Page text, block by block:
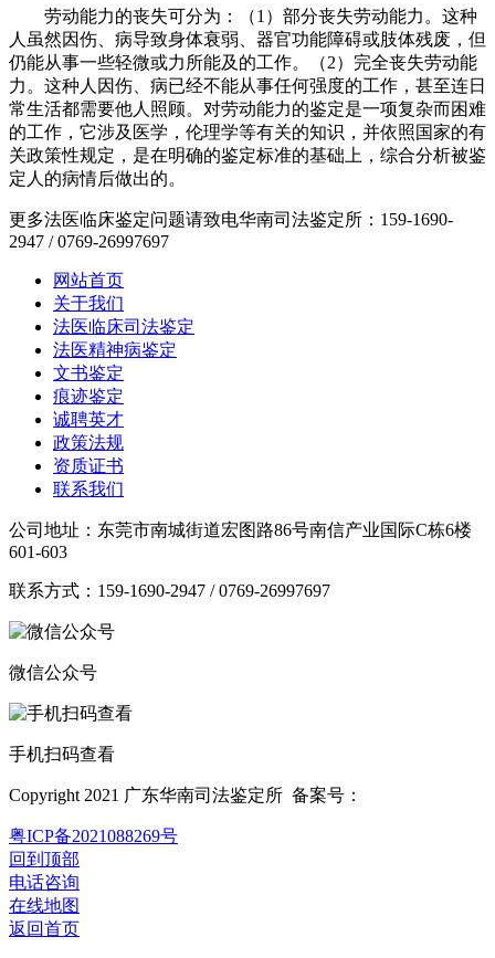
劳动能力的丧失可分为：（1）部分丧失劳动能力。这种
人虽然因伤、病导致身体衰弱、器官功能障碍或肢体残废，但
仍能从事一些轻微或力所能及的工作。（2）完全丧失劳动能
力。这种人因伤、病已经不能从事任何强度的工作，甚至连日
常生活都需要他人照顾。对劳动能力的鉴定是一项复杂而困难
的工作，它涉及医学，伦理学等有关的知识，并依照国家的有
关政策性规定，是在明确的鉴定标准的基础上，综合分析被鉴
定人的病情后做出的。
更多法医临床鉴定问题请致电华南司法鉴定所：159-1690-
2947 / 0769-26997697
网站首页
关于我们
法医临床司法鉴定
法医精神病鉴定
文书鉴定
痕迹鉴定
诚聘英才
政策法规
资质证书
联系我们
公司地址：东莞市南城街道宏图路86号南信产业国际C栋6楼
601-603
联系方式：159-1690-2947 / 0769-26997697
微信公众号
手机扫码查看
Copyright 2021 广东华南司法鉴定所 备案号：
粤ICP备2021088269号
回到顶部
电话咨询
在线地图
返回首页